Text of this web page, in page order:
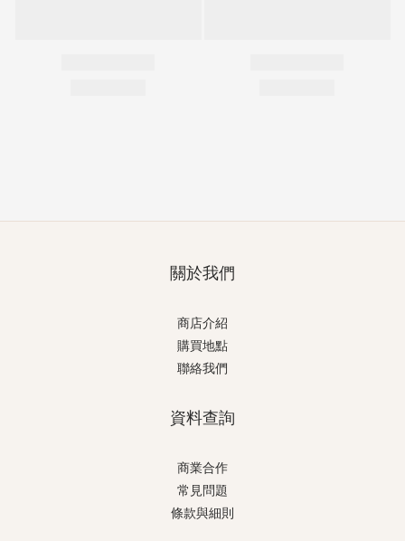
關於我們
商店介紹
購買地點
聯絡我們
資料查詢
商業合作
常見問題
條款與細則